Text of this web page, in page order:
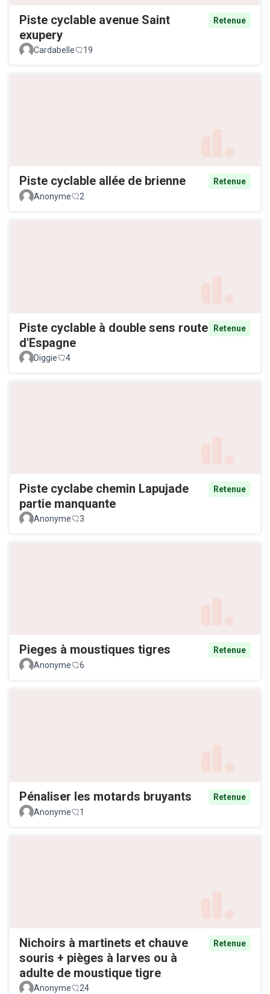
Piste cyclable avenue Saint
exupery
Retenue
Cardabelle 19
Piste cyclable allée de brienne
Retenue
Anonyme
2
Piste cyclable à double sens route
d'Espagne
Retenue
Diggie 4
Piste cyclabe chemin Lapujade
partie manquante
Retenue
Anonyme 3
Pieges à moustiques tigres
Retenue
Anonyme
6
Pénaliser les motards bruyants
Retenue
Anonyme
1
Nichoirs à martinets et chauve
souris + pièges à larves ou à
adulte de moustique tigre
Retenue
Anonyme 24